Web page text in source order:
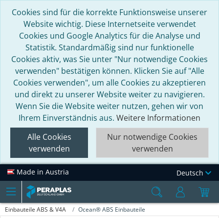
Cookies sind für die korrekte Funktionsweise unserer
Website wichtig. Diese Internetseite verwendet
Cookies und Google Analytics für die Analyse und
Statistik. Standardmäßig sind nur funktionelle
Cookies aktiv, was Sie unter "Nur notwendige Cookies
verwenden" bestätigen können. Klicken Sie auf "Alle
Cookies verwenden", um alle Cookies zu akzeptieren
und direkt zu unserer Website weiter zu navigieren.
Wenn Sie die Website weiter nutzen, gehen wir von
Ihrem Einverständnis aus. Weitere Informationen
Alle Cookies
verwenden
Nur notwendige Cookies
verwenden
Made in Austria Deutsch
Einbauteile ABS & V4A Ocean® ABS Einbauteile